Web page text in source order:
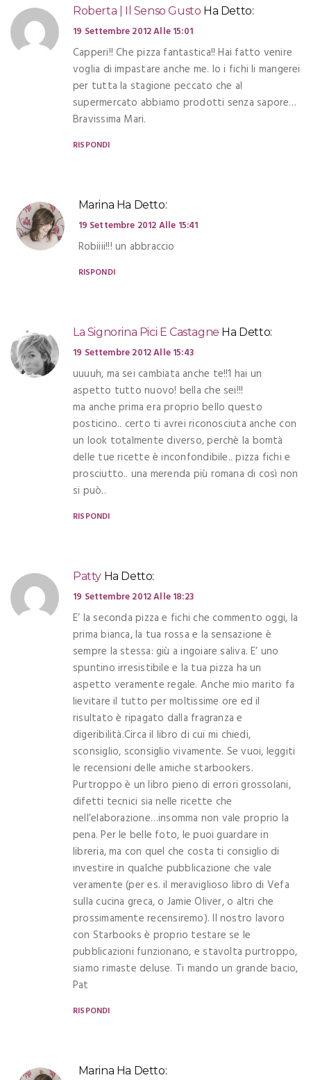
Roberta | Il Senso Gusto Ha Detto:
19 Settembre 2012 Alle 15:01
Capperi!! Che pizza fantastica!! Hai fatto venire
voglia di impastare anche me. Io i fichi li mangerei
per tutta la stagione peccato che al
supermercato abbiamo prodotti senza sapore…
Bravissima Mari.
RISPONDI
Marina Ha Detto:
19 Settembre 2012 Alle 15:41
Robiiii!!! un abbraccio
RISPONDI
La Signorina Pici E Castagne Ha Detto:
19 Settembre 2012 Alle 15:43
uuuuh, ma sei cambiata anche te!!1 hai un
aspetto tutto nuovo! bella che sei!!!
ma anche prima era proprio bello questo
posticino.. certo ti avrei riconosciuta anche con
un look totalmente diverso, perchè la bomtà
delle tue ricette è inconfondibile.. pizza fichi e
prosciutto.. una merenda più romana di così non
si può..
RISPONDI
Patty Ha Detto:
19 Settembre 2012 Alle 18:23
E’ la seconda pizza e fichi che commento oggi, la
prima bianca, la tua rossa e la sensazione è
sempre la stessa: giù a ingoiare saliva. E’ uno
spuntino irresistibile e la tua pizza ha un
aspetto veramente regale. Anche mio marito fa
lievitare il tutto per moltissime ore ed il
risultato è ripagato dalla fragranza e
digeribilità.Circa il libro di cui mi chiedi,
sconsiglio, sconsiglio vivamente. Se vuoi, leggiti
le recensioni delle amiche starbookers.
Purtroppo è un libro pieno di errori grossolani,
difetti tecnici sia nelle ricette che
nell’elaborazione…insomma non vale proprio la
pena. Per le belle foto, le puoi guardare in
libreria, ma con quel che costa ti consiglio di
investire in qualche pubblicazione che vale
veramente (per es. il meraviglioso libro di Vefa
sulla cucina greca, o Jamie Oliver, o altri che
prossimamente recensiremo). Il nostro lavoro
con Starbooks è proprio testare se le
pubblicazioni funzionano, e stavolta purtroppo,
siamo rimaste deluse. Ti mando un grande bacio,
Pat
RISPONDI
Marina Ha Detto: